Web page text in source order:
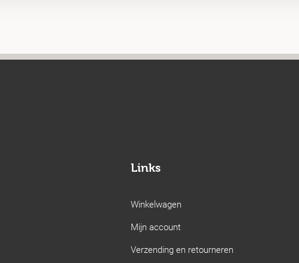
Links
Winkelwagen
Mijn account
Verzending en retourneren